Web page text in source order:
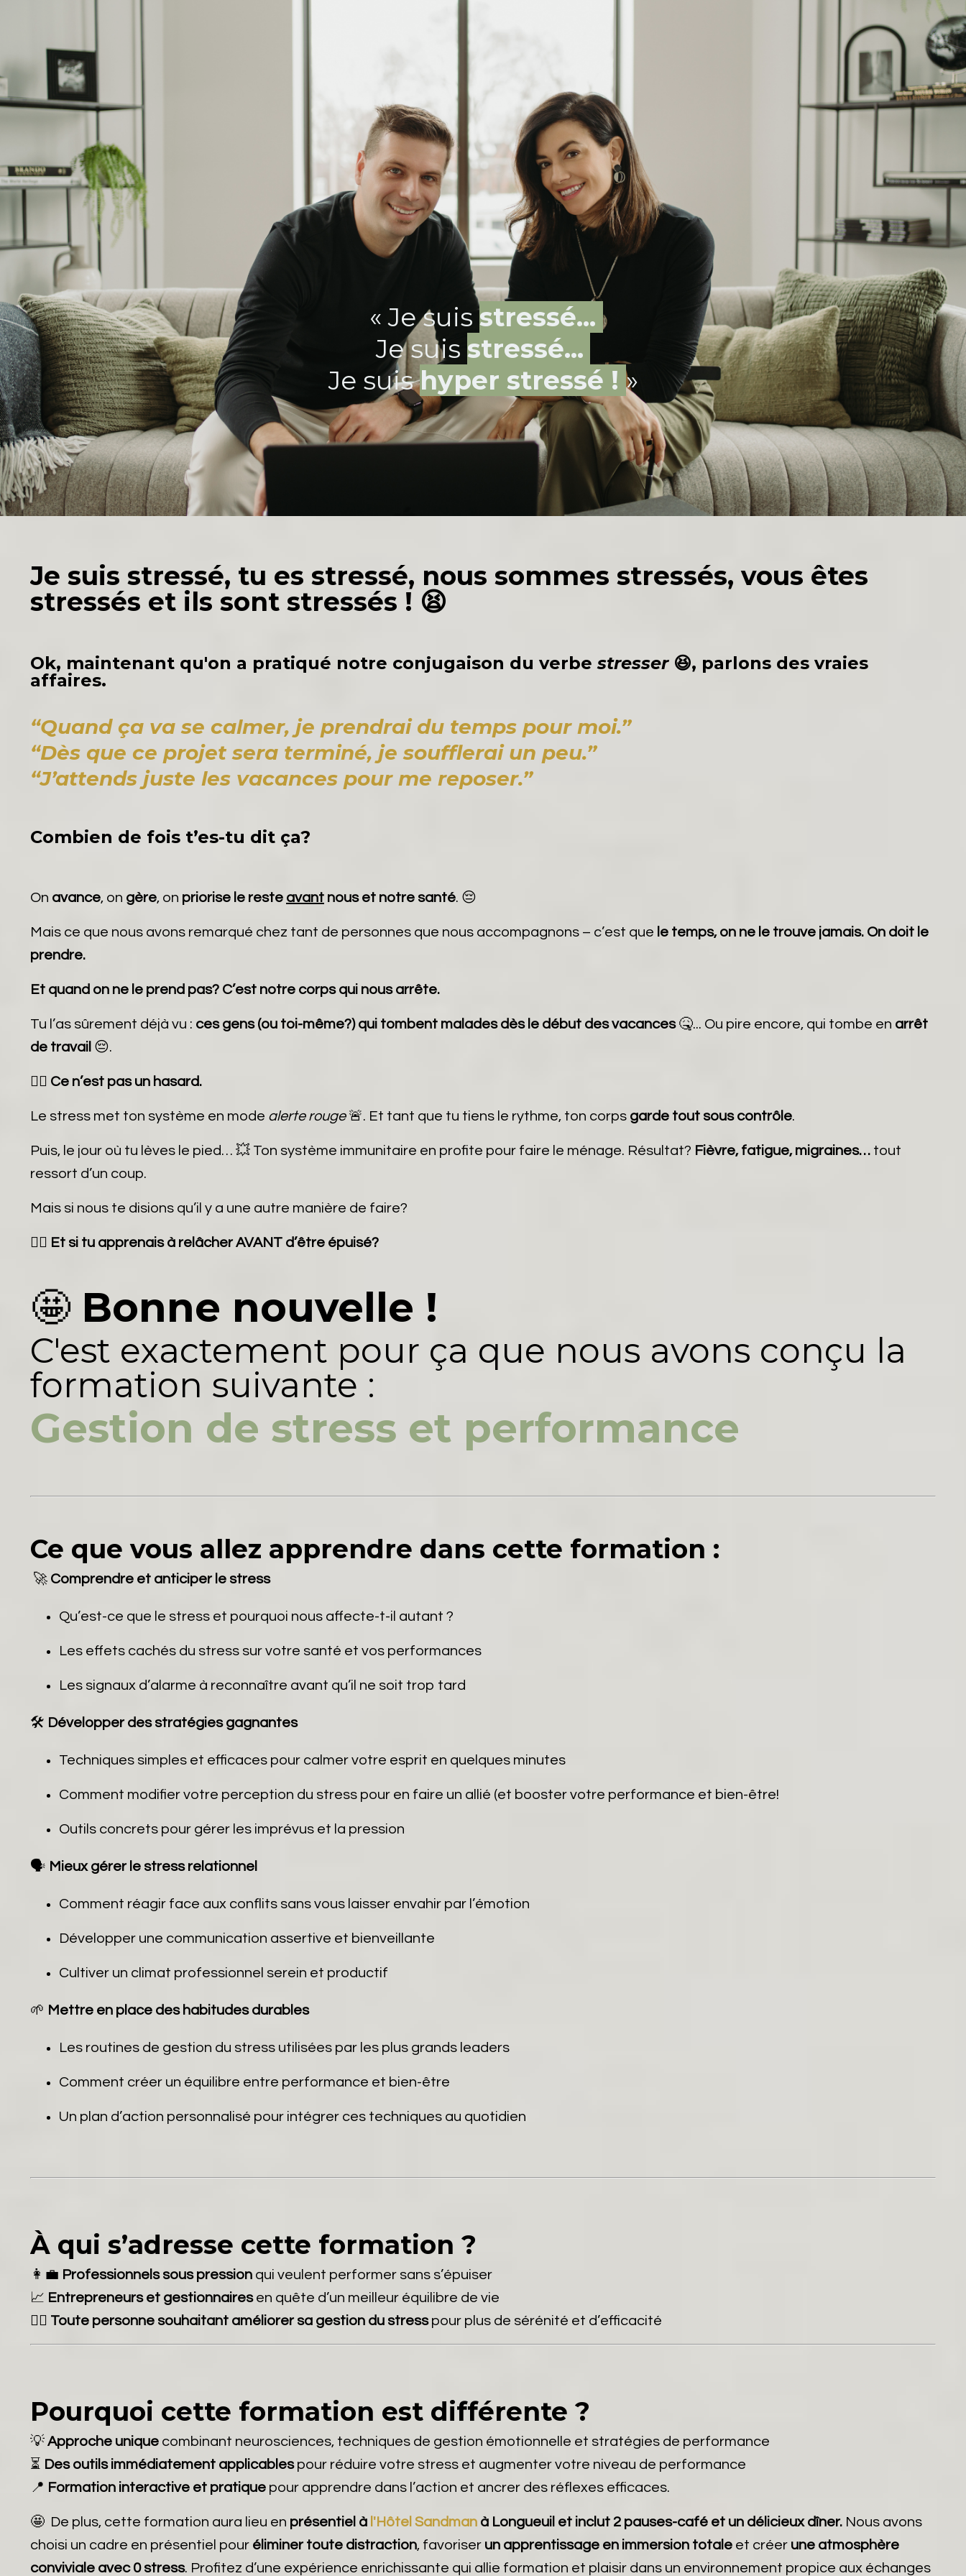
« Je suis stressé...
Je suis stressé...
Je suis hyper stressé ! »
Je suis stressé, tu es stressé, nous sommes stressés, vous êtes
stressés et ils sont stressés ! 😫
Ok, maintenant qu'on a pratiqué notre conjugaison du verbestresser😆, parlons des vraies
affaires.
“Quandça va se calmer, je prendrai du temps pour moi.”
“Dès que ce projet sera terminé, je soufflerai un peu.”
“J’attends juste les vacances pour me reposer.”
Combien de fois t’es-tu dit ça?
On avance, on gère, on priorise le reste avant nous et notre santé. 😔
Mais ce que nous avons remarqué chez tant de personnes que nous accompagnons – c’est que le temps, on ne le trouve jamais. On doit le
prendre.
Et quand on ne le prend pas? C’est notre corps qui nous arrête.
Tu l’as sûrement déjà vu : ces gens (ou toi-même?) qui tombent malades dès le début des vacances 🤒... Ou pire encore, qui tombe en arrêt
de travail 😔.
👉🏼 Ce n’est pas un hasard.
Le stress met ton système en mode alerte rouge🚨. Et tant que tu tiens le rythme, ton corps garde tout sous contrôle.
Puis, le jour où tu lèves le pied… 💥 Ton système immunitaire en profite pour faire le ménage. Résultat? Fièvre, fatigue, migraines… tout
ressort d’un coup.
Mais si nous te disions qu’il y a une autre manière de faire?
👉🏼 Et si tu apprenais à relâcher AVANT d’être épuisé?
🤩 Bonne nouvelle !
C'est exactement pour ça que nous avons conçu la
formation suivante :
Gestion de stress et performance
Ce que vous allez apprendre dans cette formation :
🚀 Comprendre et anticiper le stress
Qu’est-ce que le stress et pourquoi nous affecte-t-il autant ?
Les effets cachés du stress sur votre santé et vos performances
Les signaux d’alarme à reconnaître avant qu’il ne soit trop tard
🛠 Développer des stratégies gagnantes
Techniques simples et efficaces pour calmer votre esprit en quelques minutes
Comment modifier votre perception du stress pour en faire un allié (et booster votre performance et bien-être!
Outils concrets pour gérer les imprévus et la pression
🗣 Mieux gérer le stress relationnel
Comment réagir face aux conflits sans vous laisser envahir par l’émotion
Développer une communication assertive et bienveillante
Cultiver un climat professionnel serein et productif
🌱 Mettre en place des habitudes durables
Les routines de gestion du stress utilisées par les plus grands leaders
Comment créer un équilibre entre performance et bien-être
Un plan d’action personnalisé pour intégrer ces techniques au quotidien
À qui s’adresse cette formation ?
👩‍💼 Professionnels sous pression qui veulent performer sans s’épuiser
📈 Entrepreneurs et gestionnairesen quête d’un meilleur équilibre de vie
🧘‍♂️ Toute personne souhaitant améliorer sa gestion du stresspour plus de sérénité et d’efficacité
Pourquoi cette formation est différente ?
💡 Approche unique combinant neurosciences, techniques de gestion émotionnelle et stratégies de performance
⏳ Des outils immédiatement applicablespour réduire votre stress et augmenter votre niveau de performance
📍 Formation interactive et pratique pour apprendre dans l’action et ancrer des réflexes efficaces.
🤩 De plus, cette formation aura lieu en présentiel à l'Hôtel Sandman à Longueuil et inclut 2 pauses-café et un délicieux dîner. Nous avons
choisi un cadre en présentiel pour éliminer toute distraction, favoriser un apprentissage en immersion totale et créer une atmosphère
conviviale avec 0 stress. Profitez d’une expérience enrichissante qui allie formation et plaisir dans un environnement propice aux échanges